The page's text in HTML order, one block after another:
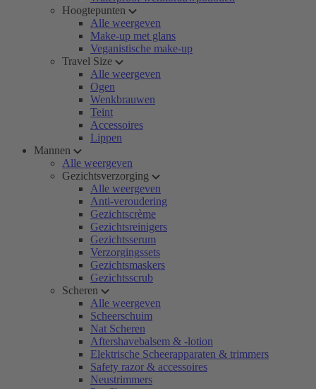
Hoogtepunten
Alle weergeven
Make-up met glans
Veganistische make-up
Travel Size
Alle weergeven
Ogen
Wenkbrauwen
Teint
Accessoires
Lippen
Mannen
Alle weergeven
Gezichtsverzorging
Alle weergeven
Anti-veroudering
Gezichtscrème
Gezichtsreinigers
Gezichtsserum
Verzorgingssets
Gezichtsmaskers
Gezichtsscrub
Scheren
Alle weergeven
Scheerschuim
Nat Scheren
Aftershavebalsem & -lotion
Elektrische Scheerapparaten & trimmers
Safety razor & accessoires
Neustrimmers